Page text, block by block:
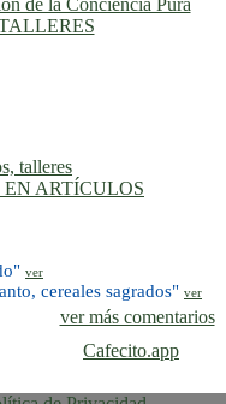
talleres
ARTÍCULOS
ver
cereales sagrados" ver
ver más comentarios
Cafecito.app